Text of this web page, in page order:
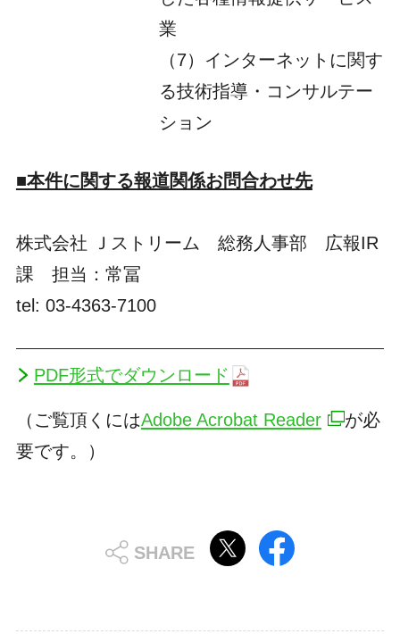
業
（7）インターネットに関す
る技術指導・コンサルテー
ション
■本件に関する報道関係お問合わせ先
株式会社 Ｊストリーム 総務人事部 広報IR
課 担当：常冨
tel: 03-4363-7100
PDF形式でダウンロード
（ご覧頂くにはAdobe Acrobat Reader
が必
要です。）